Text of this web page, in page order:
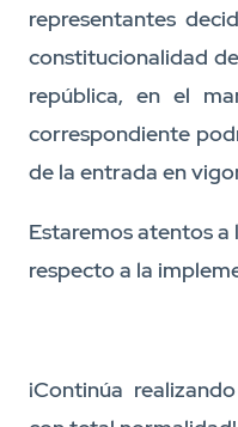
representantes
constitucionalidad
república, en el
correspondiente
de la entrada en
Estaremos atentos
respecto a la
¡Continúa